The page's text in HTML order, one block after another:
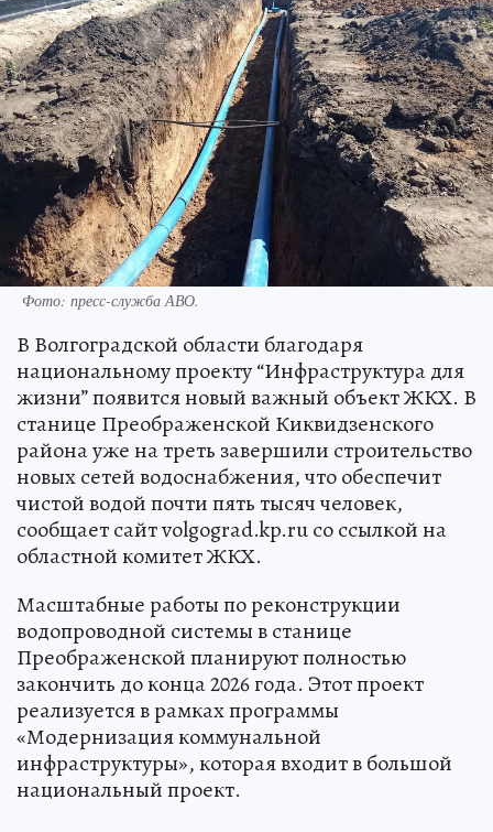
Фото: пресс-служба АВО.
В Волгоградской области благодаря
национальному проекту “Инфраструктура для
жизни” появится новый важный объект ЖКХ. В
станице Преображенской Киквидзенского
района уже на треть завершили строительство
новых сетей водоснабжения, что обеспечит
чистой водой почти пять тысяч человек,
сообщает сайт volgograd.kp.ru со ссылкой на
областной комитет ЖКХ.
Масштабные работы по реконструкции
водопроводной системы в станице
Преображенской планируют полностью
закончить до конца 2026 года. Этот проект
реализуется в рамках программы
«Модернизация коммунальной
инфраструктуры», которая входит в большой
национальный проект.